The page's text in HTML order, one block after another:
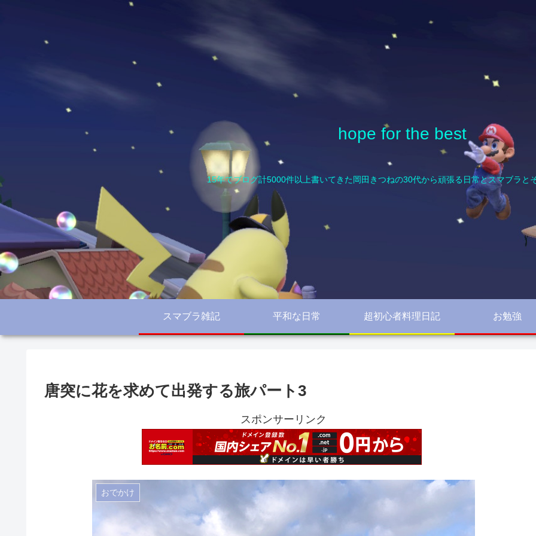
hope for the best
15年でブログ計5000件以上書いてきた岡田きつねの30代から頑張る日常とスマブラと
スマブラ雑記 平和な日常 超初心者料理日記 お勉強
唐突に花を求めて出発する旅パート3
スポンサーリンク
おでかけ